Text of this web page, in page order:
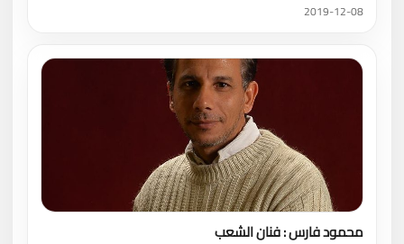
2019-12-08
محمود فارس : فنان الشعب